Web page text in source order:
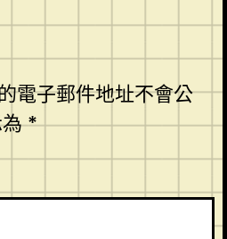
電子郵件地址不會公
為*